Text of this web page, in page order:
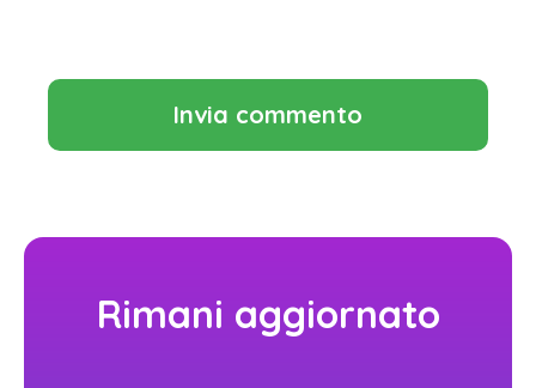
Rimani aggiornato